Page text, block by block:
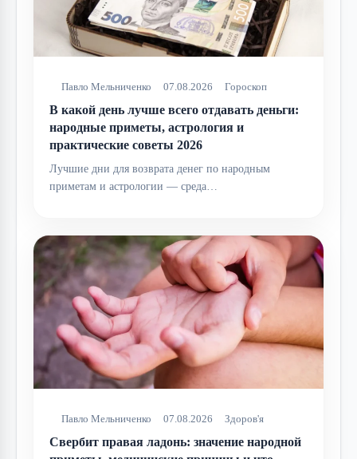
Павло Мельниченко 07.08.2026 Гороскоп
В какой день лучше всего отдавать деньги:
народные приметы, астрология и
практические советы 2026
Лучшие дни для возврата денег по народным
приметам и астрологии — среда…
Павло Мельниченко 07.08.2026 Здоров'я
Свербит правая ладонь: значение народной